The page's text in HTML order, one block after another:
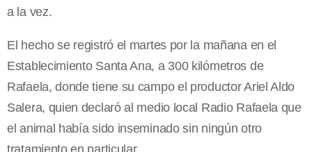
a la vez.
El hecho se registró el martes por la mañana en el
Establecimiento Santa Ana, a 300 kilómetros de
Rafaela, donde tiene su campo el productor Ariel Aldo
Salera, quien declaró al medio local Radio Rafaela que
el animal había sido inseminado sin ningún otro